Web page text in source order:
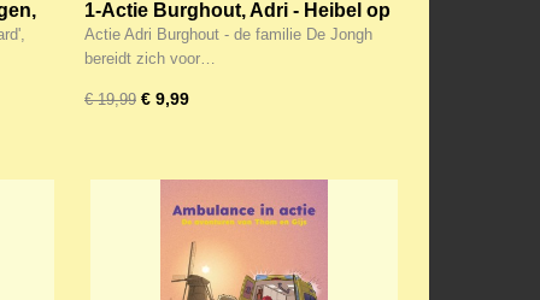
1-Actie Burghout, Adri - Heibel op
de Galibier / Argwaan op Vlieland
(Tim&Tor-9 en 10)
Actie Adri Burghout - de familie De Jongh
bereidt zich voor…
€ 19,99 € 9,99